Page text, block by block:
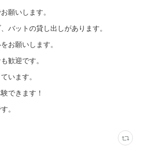
願いします。
バットの貸し出しがあります。
お願いします。
歓迎です。
います。
できます！
。